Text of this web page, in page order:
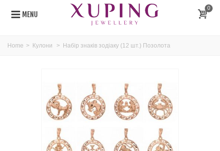
MENU
0
Home > Кулони > Набір знаків зодіаку (12 шт.) Позолота